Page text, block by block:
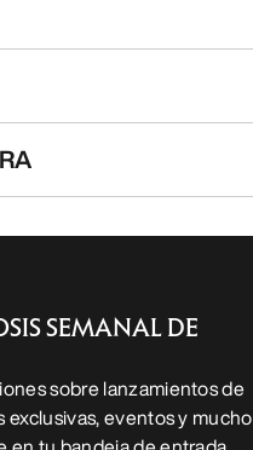
SEMANAL DE
sobre lanzamientos de
eventos y mucho